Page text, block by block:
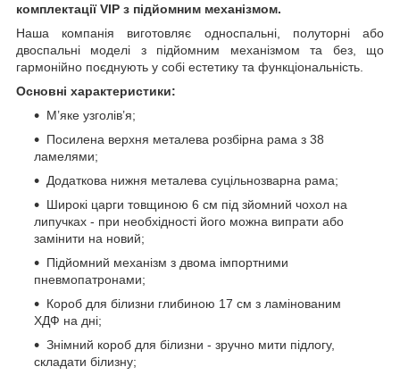
комплектації VIP з підйомним механізмом.
Наша компанія виготовляє односпальні, полуторні або
двоспальні моделі з підйомним механізмом та без, що
гармонійно поєднують у собі естетику та функціональність.
Основні характеристики:
М’яке узголів’я;
Посилена верхня металева розбірна рама з 38
ламелями;
Додаткова нижня металева суцільнозварна рама;
Широкі царги товщиною 6 см під зйомний чохол на
липучках - при необхідності його можна випрати або
замінити на новий;
Підйомний механізм з двома імпортними
пневмопатронами;
Короб для білизни глибиною 17 см з ламінованим
ХДФ на дні;
Знімний короб для білизни - зручно мити підлогу,
складати білизну;